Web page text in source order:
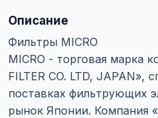
Описание
Фильтры MICRO
MICRO - торговая марка
FILTER CO. LTD, JAPAN»,
поставках фильтрующих
рынок Японии. Компания